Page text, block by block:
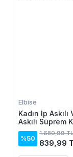
Elbise
Kadın Ip Askılı
Askılı Süprem
Elbise
%50
1.680,99 TL
839,99